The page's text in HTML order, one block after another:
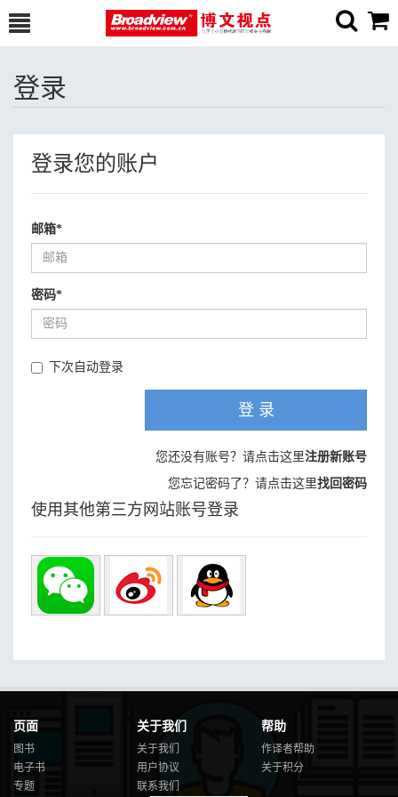
登录
登录您的账户
邮箱*
密码*
下次自动登录
登 录
您还没有账号？请点击这里注册新账号
您忘记密码了？请点击这里找回密码
使用其他第三方网站账号登录
页面
图书
电子书
专题
关于我们
关于我们
用户协议
联系我们
帮助
作译者帮助
关于积分